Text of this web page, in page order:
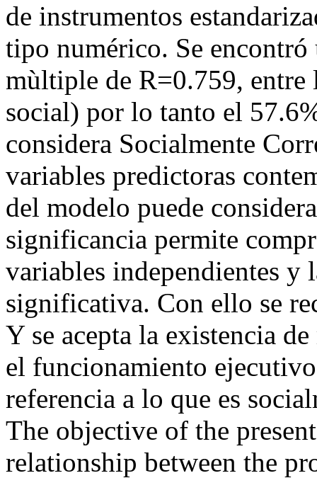
de instrumentos
tipo numérico. Se
mùltiple de R=0.759,
social) por lo tanto el
considera Socialmente
variables predictoras
del modelo puede
significancia permite
variables independientes y
significativa. Con ello se
Y se acepta la existencia
el funcionamiento
referencia a lo que es
The objective of the
relationship between the